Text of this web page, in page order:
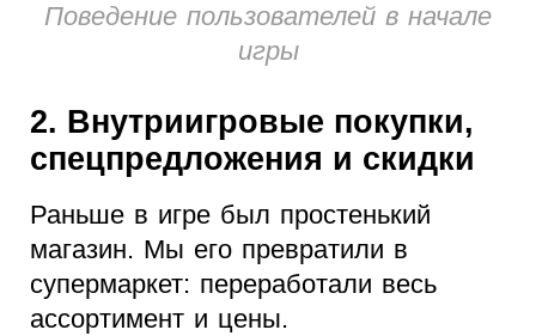
Поведение пользователей в начале
игры
2. Внутриигровые покупки,
спецпредложения и скидки
Раньше в игре был простенький
магазин. Мы его превратили в
супермаркет: переработали весь
ассортимент и цены.